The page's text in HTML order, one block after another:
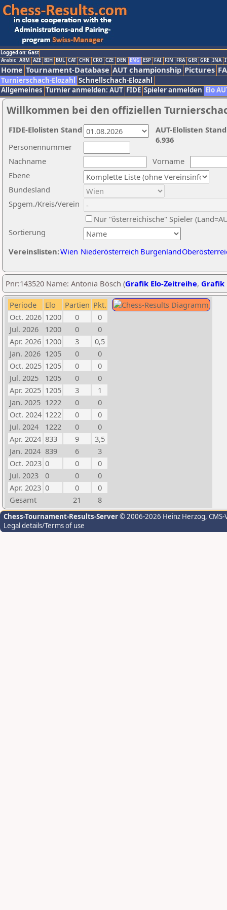
Logged on: Gast
Arabic ARM AZE BIH BUL CAT CHN CRO CZE DEN ENG ESP FAI FIN FRA GER GRE INA
Home Tournament-Database AUT championship Pictures
Turnierschach-Elozahl Schnellschach-Elozahl
Allgemeines Turnier anmelden: AUT FIDE Spieler anmelden Elo
Willkommen bei den offiziellen
Nachname
Vorname
Ebene
Sortierung
Personennummer
Bundesland
Spgem./Kreis/Verein
Nur "österreichische" Spieler
Vereinslisten:Wien Niederösterreich Burgenland
AUT-Elolisten
6.936
FIDE-Elolisten Stand
Pnr:143520 Name: Antonia Bösch (Grafik Elo-Zeitreihe, Grafik
Periode Elo Partien Pkt.
Oct. 2026 1200 0
0
Jul. 2026
1200 0
0
Apr. 2026 1200 3
0,5
Jan. 2026 1205 0
0
Oct. 2025 1205 0
0
Jul. 2025
1205 0
0
Apr. 2025 1205 3
1
Jan. 2025 1222 0
0
Oct. 2024 1222 0
0
Jul. 2024
1222 0
0
Apr. 2024 833 9
3,5
Jan. 2024 839 6
3
Oct. 2023 0 0
0
Jul. 2023
0 0
0
Apr. 2023 0 0
0
Gesamt
21 8
Chess-Tournament-Results-Server© 2006-2026 Heinz Herzog,
Legal details/Terms of use